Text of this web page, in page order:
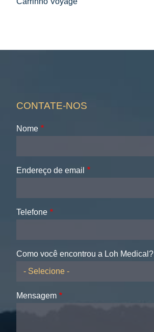
CONTATE-NOS
Nome
Endereço de email
Telefone
Como você encontrou a Loh Medical?
Mensagem